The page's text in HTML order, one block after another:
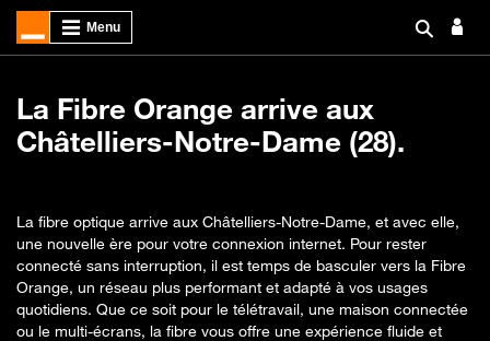
La Fibre Orange arrive aux
Châtelliers-Notre-Dame (28).
La fibre optique arrive aux Châtelliers-Notre-Dame, et avec elle,
une nouvelle ère pour votre connexion internet. Pour rester
connecté sans interruption, il est temps de basculer vers la Fibre
Orange, un réseau plus performant et adapté à vos usages
quotidiens. Que ce soit pour le télétravail, une maison connectée
ou le multi-écrans, la fibre vous offre une expérience fluide et